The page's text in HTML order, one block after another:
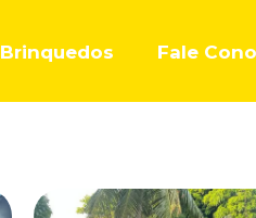
Brinquedos Fale